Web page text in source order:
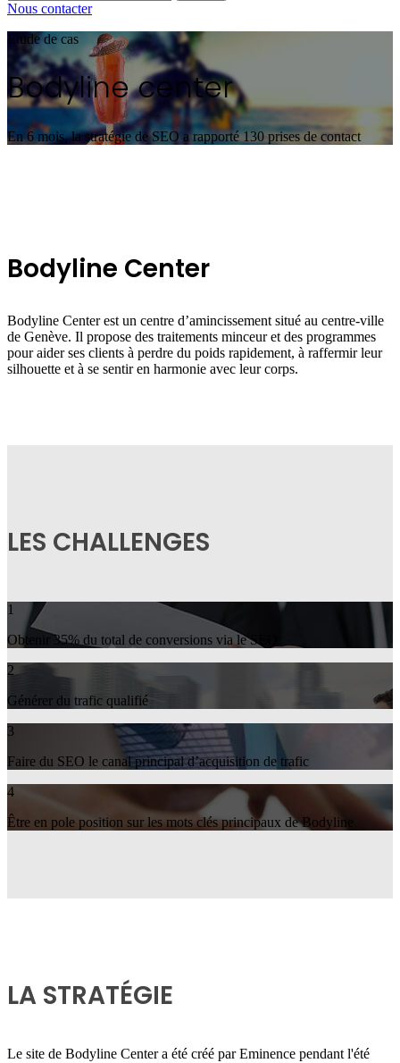
Nous contacter
Etude de cas
Bodyline center
En 6 mois, la stratégie de SEO a rapporté 130 prises de contact
Bodyline Center
Bodyline Center est un centre d’amincissement situé au centre-ville
de Genève. Il propose des traitements minceur et des programmes
pour aider ses clients à perdre du poids rapidement, à raffermir leur
silhouette et à se sentir en harmonie avec leur corps.
LES CHALLENGES
1
Obtenir 35% du total de conversions via le SEO
2
Générer du trafic qualifié
3
Faire du SEO le canal principal d’acquisition de trafic
4
Être en pole position sur les mots clés principaux de Bodyline
LA STRATÉGIE
Le site de Bodyline Center a été créé par Eminence pendant l'été